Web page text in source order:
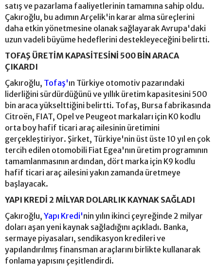
satış ve pazarlama faaliyetlerinin tamamına sahip oldu.
Çakıroğlu, bu adımın Arçelik'in karar alma süreçlerini
daha etkin yönetmesine olanak sağlayarak Avrupa'daki
uzun vadeli büyüme hedeflerini destekleyeceğini belirtti.
TOFAŞ ÜRETİM KAPASİTESİNİ 500 BİN ARACA
ÇIKARDI
Çakıroğlu, Tofaş'ın Türkiye otomotiv pazarındaki
liderliğini sürdürdüğünü ve yıllık üretim kapasitesini 500
bin araca yükselttiğini belirtti. Tofaş, Bursa fabrikasında
Citroën, FIAT, Opel ve Peugeot markaları için K0 kodlu
orta boy hafif ticari araç ailesinin üretimini
gerçekleştiriyor. Şirket, Türkiye'nin üst üste 10 yıl en çok
tercih edilen otomobili Fiat Egea'nın üretim programının
tamamlanmasının ardından, dört marka için K9 kodlu
hafif ticari araç ailesini yakın zamanda üretmeye
başlayacak.
YAPI KREDİ 2 MİLYAR DOLARLIK KAYNAK SAĞLADI
Çakıroğlu, Yapı Kredi'nin yılın ikinci çeyreğinde 2 milyar
doları aşan yeni kaynak sağladığını açıkladı. Banka,
sermaye piyasaları, sendikasyon kredileri ve
yapılandırılmış finansman araçlarını birlikte kullanarak
fonlama yapısını çeşitlendirdi.